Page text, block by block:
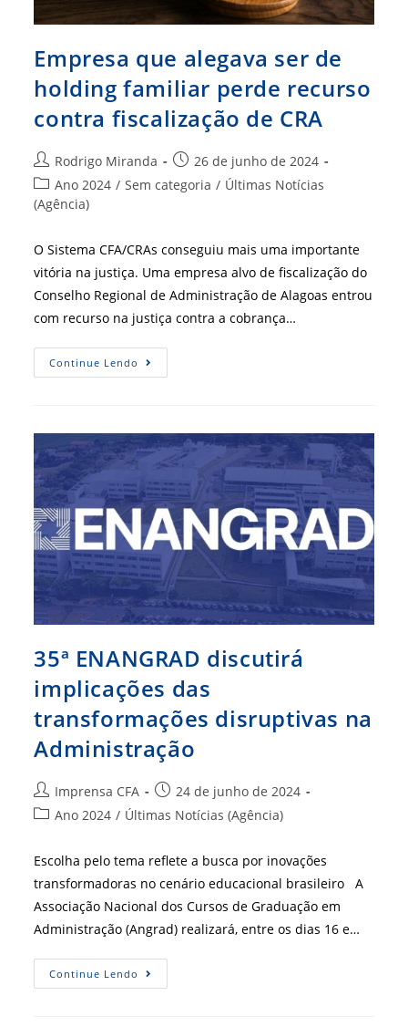
Empresa que alegava ser de
holding familiar perde recurso
contra fiscalização de CRA
Autor
do
post:
Rodrigo Miranda
Post
publicado:
26 de junho de 2024
Categoria
do
Ano 2024 / Sem categoria / Últimas Notícias
(Agência)
O Sistema CFA/CRAs conseguiu mais uma importante
vitória na justiça. Uma empresa alvo de fiscalização do
Conselho Regional de Administração de Alagoas entrou
com recurso na justiça contra a cobrança…
Continue Lendo Empresa
Que
Familiar
Perde
Recurso
Contra
Fiscalização
De
CRA
35ª ENANGRAD discutirá
implicações das
transformações disruptivas na
Administração
Autor
do
Imprensa CFA
Post
publicado:
24 de junho de 2024
Categoria
post:
Ano 2024 / Últimas Notícias (Agência)
Escolha pelo tema reflete a busca por inovações
transformadoras no cenário educacional brasileiro A
Associação Nacional dos Cursos de Graduação em
Administração (Angrad) realizará, entre os dias 16 e…
Continue Lendo 35ª
ENANGRAD